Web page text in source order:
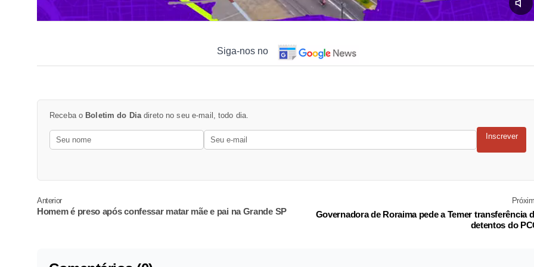
Siga-nos no
Receba o Boletim do Diadireto no seu e-mail, todo dia.
Inscrever
Anterior
Homem é preso após confessar matar mãe e pai na Grande SP
Governadora de Roraima pede a Temer transferência
detentos do